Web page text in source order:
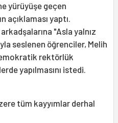
yürüyüşe geçen
açıklaması yaptı.
"Asla yalnız
seslenen öğrenciler, Melih
rektörlük
yapılmasını istedi.
tüm kayyımlar derhal